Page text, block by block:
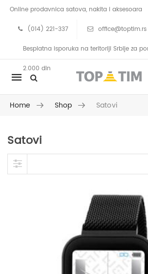
Online prodavnica satova, nakita i aksesoara
(014) 221-337 office@toptim.rs
Besplatna isporuka na teritoriji Srbije za
2.000 din
Mobile
navigation
Home Shop Satovi
Skip to content
Satovi